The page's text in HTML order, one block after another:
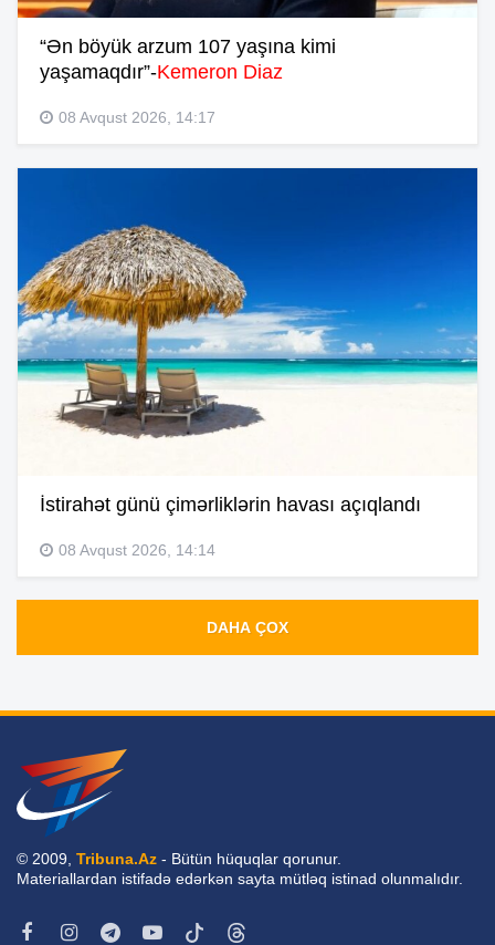
“Ən böyük arzum 107 yaşına kimi
yaşamaqdır”-Kemeron Diaz
08 Avqust 2026, 14:17
İstirahət günü çimərliklərin havası açıqlandı
08 Avqust 2026, 14:14
DAHA ÇOX
© 2009, Tribuna.Az - Bütün hüquqlar qorunur.
Materiallardan istifadə edərkən sayta mütləq istinad olunmalıdır.